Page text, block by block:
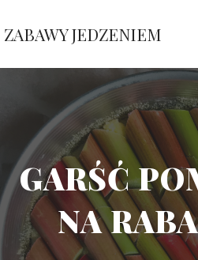
ZABAWY JEDZENIEM
Nawrockiej
GARŚĆ
NA